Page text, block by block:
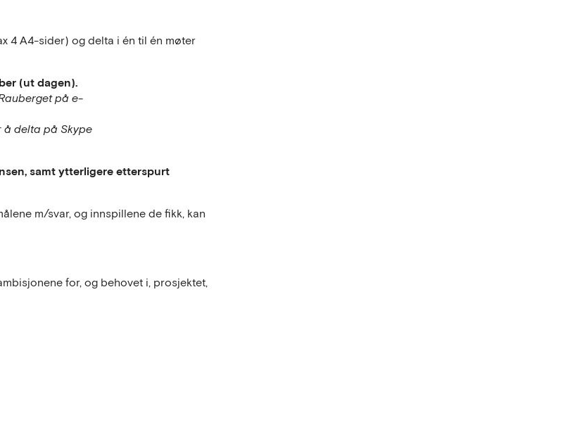
4 A4-sider) og delta i én til én møter
(ut dagen).
på e-
delta på Skype
samt ytterligere etterspurt
m/svar, og innspillene de fikk, kan
for, og behovet i, prosjektet,